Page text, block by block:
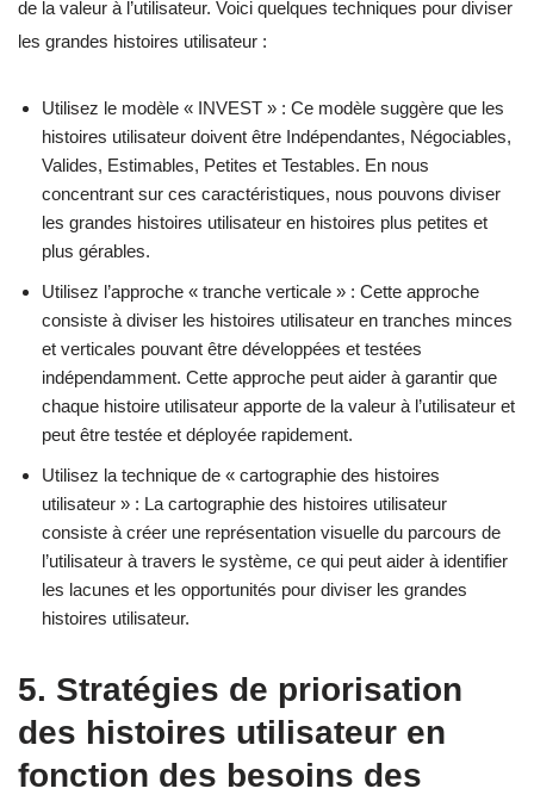
de la valeur à l’utilisateur. Voici quelques techniques pour diviser
les grandes histoires utilisateur :
Utilisez le modèle « INVEST » : Ce modèle suggère que les
histoires utilisateur doivent être Indépendantes, Négociables,
Valides, Estimables, Petites et Testables. En nous
concentrant sur ces caractéristiques, nous pouvons diviser
les grandes histoires utilisateur en histoires plus petites et
plus gérables.
Utilisez l’approche « tranche verticale » : Cette approche
consiste à diviser les histoires utilisateur en tranches minces
et verticales pouvant être développées et testées
indépendamment. Cette approche peut aider à garantir que
chaque histoire utilisateur apporte de la valeur à l’utilisateur et
peut être testée et déployée rapidement.
Utilisez la technique de « cartographie des histoires
utilisateur » : La cartographie des histoires utilisateur
consiste à créer une représentation visuelle du parcours de
l’utilisateur à travers le système, ce qui peut aider à identifier
les lacunes et les opportunités pour diviser les grandes
histoires utilisateur.
5. Stratégies de priorisation
des histoires utilisateur en
fonction des besoins des